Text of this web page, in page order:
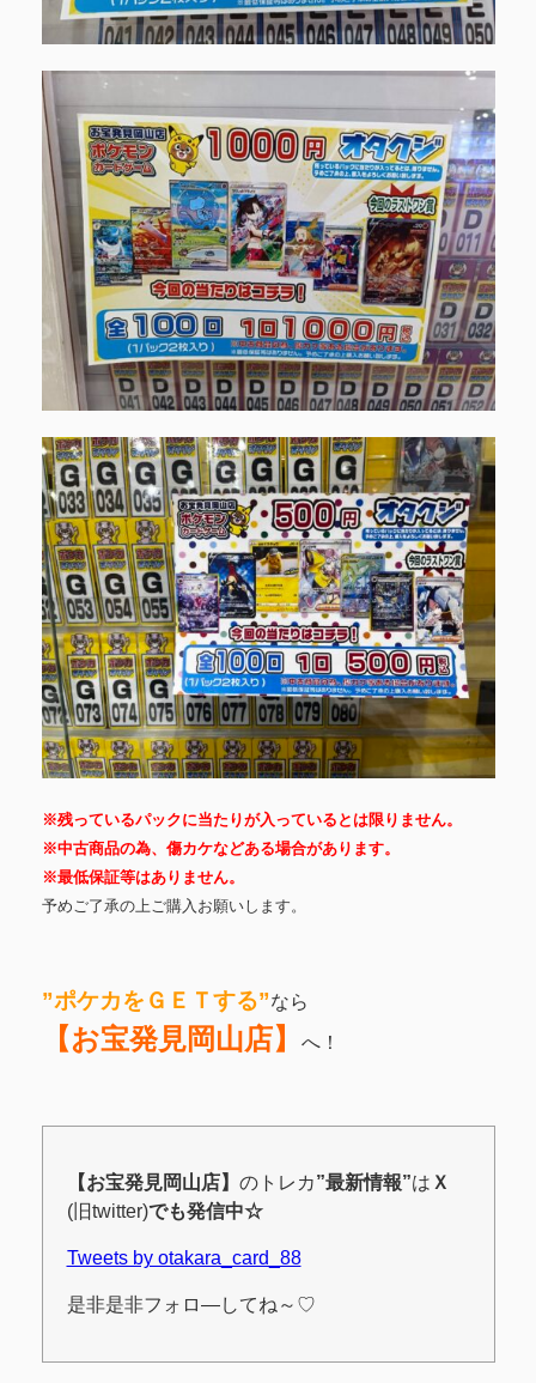
※残っているパックに当たりが入っているとは限りません。
※中古商品の為、傷カケなどある場合があります。
※最低保証等はありません。
予めご了承の上ご購入お願いします。
”ポケカをＧＥＴする”なら
【お宝発見岡山店】 へ！
【お宝発見岡山店】 のトレカ”最新情報”は Ｘ
(旧twitter)でも発信中☆
Tweets by otakara_card_88
是非是非フォロ―してね～♡